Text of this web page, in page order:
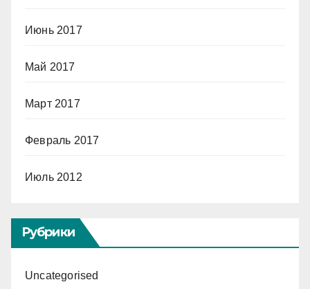
Июнь 2017
Май 2017
Март 2017
Февраль 2017
Июль 2012
Рубрики
Uncategorised